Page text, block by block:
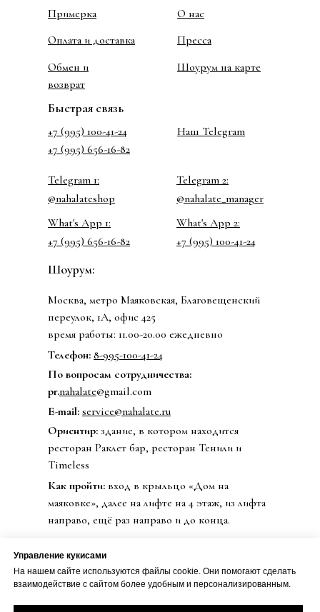
Примерка
О нас
Оплата и доставка
Обмен и
возврат
© 2020 Бренд одежды nahalate
Пресса
Ориентир: здание, в котором находится
ресторан Раклет бар, ресторан Тенили и
Timeless
Шоурум:
Москва, метро Маяковская, Благовещенский
переулок, 1А, офис 425
время работы: 11.00-20.00 ежедневно
Шоурум на карте
Как пройти: вход в крыльцо «Дом на
маяковке», далее на лифте на 4 этаж, из лифта
направо, ещё раз направо и до конца.
Телефон: 8-995-100-41-24
E-mail: service@nahalate.ru
Быстрая связь
По вопросам сотрудничества:
pr.nahalate@gmail.com
+7 (995) 100-41-24
Telegram 1:
Наш Telegram
@nahalate_manager
Telegram 2:
@nahalateshop
What's App 1:
+7 (995) 100-41-24
What's App 2:
+7 (995) 656-16-82
+7 (995) 656-16-82
Управление кукисами
На нашем сайте используются файлы cookie. Они помогают сделать
взаимодействие с сайтом более удобным и персонализированным.